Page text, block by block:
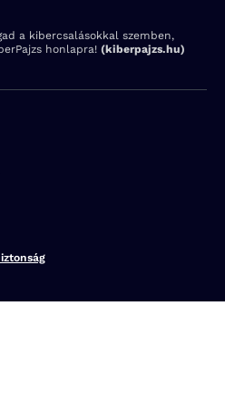
a kibercsalásokkal szemben,
honlapra! (kiberpajzs.hu)